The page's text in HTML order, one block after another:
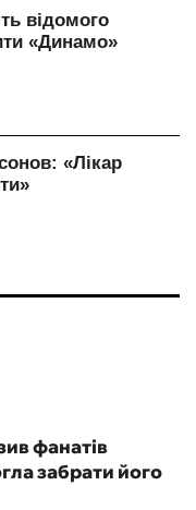
фанатів
забрати його